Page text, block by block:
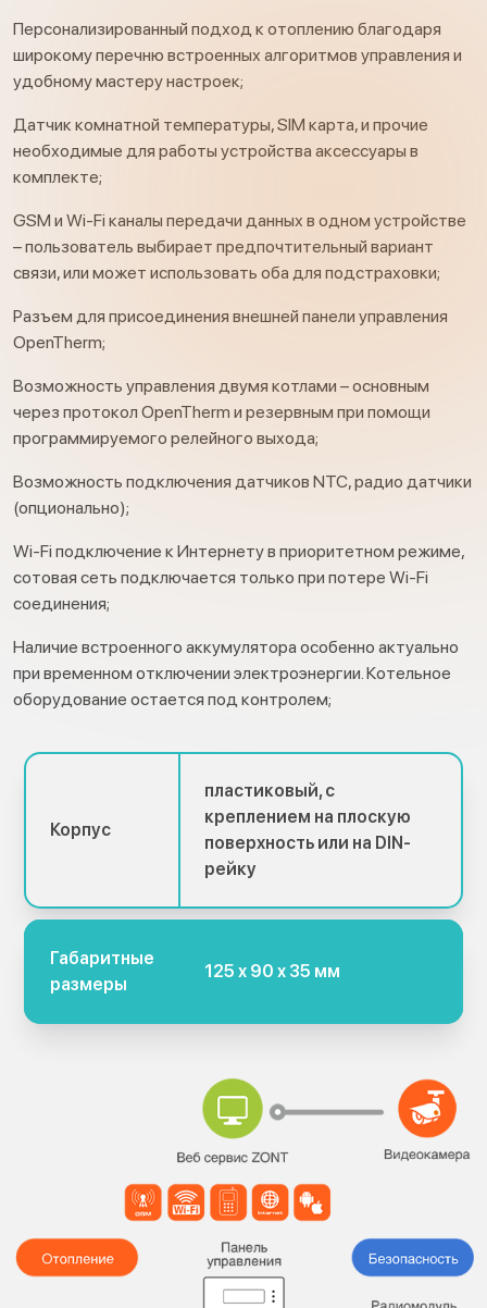
Персонализированный подход к отоплению благодаря
широкому перечню встроенных алгоритмов управления и
удобному мастеру настроек;
Датчик комнатной температуры, SIM карта, и прочие
необходимые для работы устройства аксессуары в
комплекте;
GSM и Wi-Fi каналы передачи данных в одном устройстве
– пользователь выбирает предпочтительный вариант
связи, или может использовать оба для подстраховки;
Разъем для присоединения внешней панели управления
OpenTherm;
Возможность управления двумя котлами – основным
через протокол OpenTherm и резервным при помощи
программируемого релейного выхода;
Возможность подключения датчиков NTC, радио датчики
(опционально);
Wi-Fi подключение к Интернету в приоритетном режиме,
сотовая сеть подключается только при потере Wi-Fi
соединения;
Наличие встроенного аккумулятора особенно актуально
при временном отключении электроэнергии. Котельное
оборудование остается под контролем;
Корпус
пластиковый, с
креплением на плоскую
поверхность или на DIN-
рейку
Габаритные
размеры
125 х 90 х 35 мм